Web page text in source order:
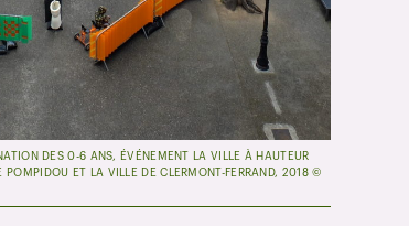
DES 0-6 ANS, ÉVÉNEMENT LA VILLE À HAUTEUR
POMPIDOU ET LA VILLE DE CLERMONT-FERRAND, 2018 ©